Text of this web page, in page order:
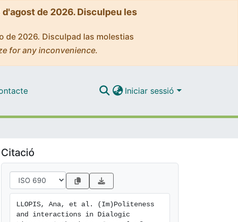
de 2026. Disculpeu les
de 2026. Disculpad las molestias
for any inconvenience.
Iniciar sessió
Citació
LLOPIS, Ana, et al. (Im)Politeness
and interactions in Dialogic